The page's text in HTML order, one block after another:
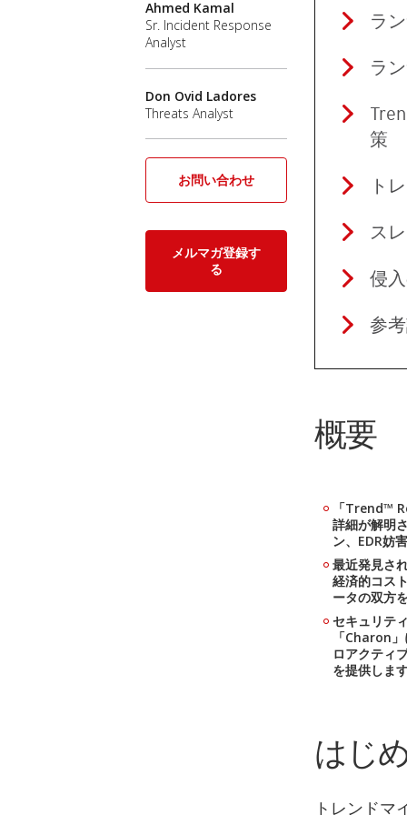
ラ
ラ
策
ト
ス
侵
参
概要
「Trend™
詳細が解明
ン、EDR妨
最近発見さ
経済的コス
ータの双方
セキュリテ
「Charon
ロアクティ
を提供しま
はじ
トレンドマ
Ahmed Kamal
Sr. Incident Response
Analyst
Don Ovid Ladores
Threats Analyst
お問い合わせ
メルマガ登録す
る